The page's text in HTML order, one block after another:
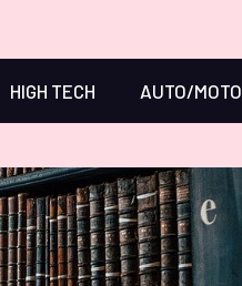
HIGH TECH AUTO/MOTO